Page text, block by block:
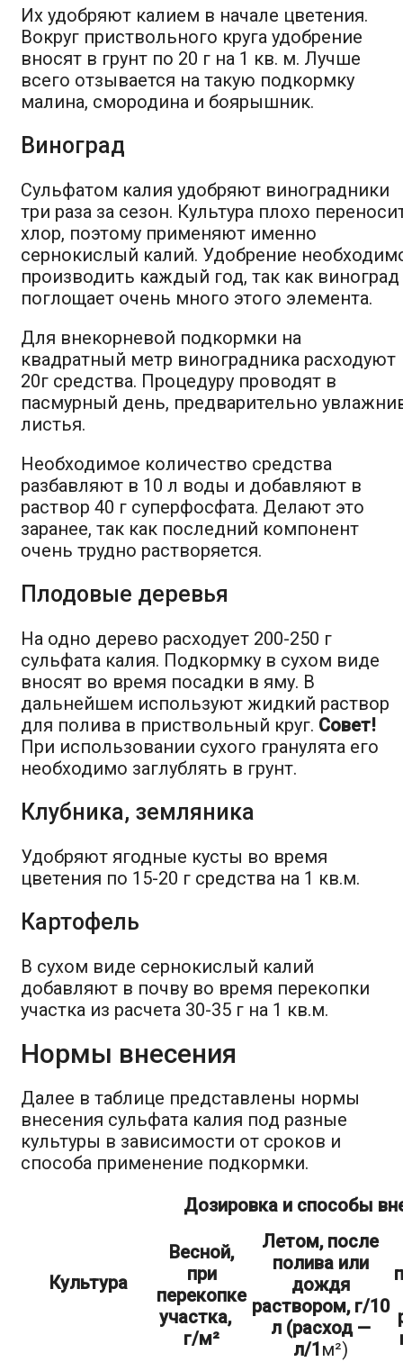
Их удобряют калием в начале цветения.
Вокруг приствольного круга удобрение
вносят в грунт по 20 г на 1 кв. м. Лучше
всего отзывается на такую подкормку
малина, смородина и боярышник.
Виноград
Сульфатом калия удобряют виноградники
три раза за сезон. Культура плохо
хлор, поэтому применяют именно
сернокислый калий. Удобрение
производить каждый год, так как виноград
поглощает очень много этого элемента.
Для внекорневой подкормки на
квадратный метр виноградника расходуют
20г средства. Процедуру проводят в
пасмурный день, предварительно
листья.
Необходимое количество средства
разбавляют в 10 л воды и добавляют в
раствор 40 г суперфосфата. Делают это
заранее, так как последний компонент
очень трудно растворяется.
Плодовые деревья
На одно дерево расходует 200-250 г
сульфата калия. Подкормку в сухом виде
вносят во время посадки в яму. В
дальнейшем используют жидкий раствор
для полива в приствольный круг. Совет!
При использовании сухого гранулята его
необходимо заглублять в грунт.
Клубника, земляника
Удобряют ягодные кусты во время
цветения по 15-20 г средства на 1 кв.м.
Картофель
В сухом виде сернокислый калий
добавляют в почву во время перекопки
участка из расчета 30-35 г на 1 кв.м.
Нормы внесения
Далее в таблице представлены нормы
внесения сульфата калия под разные
культуры в зависимости от сроков и
способа применение подкормки.
Культура
Дозировка и способы
Весной,
при
перекопке
участка,
г/м²
Летом, после
полива или
дождя
раствором, г/10
л (расход —
л/1 м²)